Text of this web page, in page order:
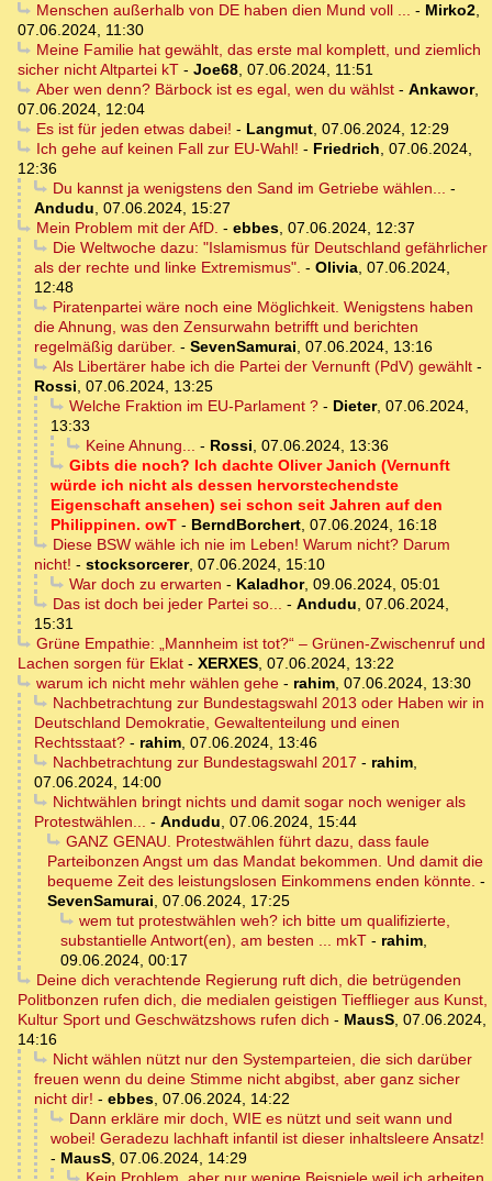
Menschen außerhalb von DE haben dien Mund voll ... - Mirko2,
07.06.2024, 11:30
Meine Familie hat gewählt, das erste mal komplett, und ziemlich
sicher nicht Altpartei kT - Joe68, 07.06.2024, 11:51
Aber wen denn? Bärbock ist es egal, wen du wählst- Ankawor,
07.06.2024, 12:04
Es ist für jeden etwas dabei! - Langmut, 07.06.2024, 12:29
Ich gehe auf keinen Fall zur EU-Wahl! - Friedrich, 07.06.2024,
12:36
Du kannst ja wenigstens den Sand im Getriebe wählen... -
Andudu, 07.06.2024, 15:27
Mein Problem mit der AfD. - ebbes, 07.06.2024, 12:37
Die Weltwoche dazu: "Islamismus für Deutschland gefährlicher
als der rechte und linke Extremismus". - Olivia, 07.06.2024,
12:48
Piratenpartei wäre noch eine Möglichkeit. Wenigstens haben
die Ahnung, was den Zensurwahn betrifft und berichten
regelmäßig darüber. - SevenSamurai, 07.06.2024, 13:16
Als Libertärer habe ich die Partei der Vernunft (PdV) gewählt-
Rossi, 07.06.2024, 13:25
Welche Fraktion im EU-Parlament ?- Dieter, 07.06.2024,
13:33
Keine Ahnung... - Rossi, 07.06.2024, 13:36
Gibts die noch? Ich dachte Oliver Janich (Vernunft
würde ich nicht als dessen hervorstechendste
Eigenschaft ansehen) sei schon seit Jahren auf den
Philippinen. owT - BerndBorchert, 07.06.2024, 16:18
Diese BSW wähle ich nie im Leben! Warum nicht? Darum
nicht! - stocksorcerer, 07.06.2024, 15:10
War doch zu erwarten - Kaladhor, 09.06.2024, 05:01
Das ist doch bei jeder Partei so... - Andudu, 07.06.2024,
15:31
Grüne Empathie: „Mannheim ist tot?“ – Grünen-Zwischenruf und
Lachen sorgen für Eklat - XERXES, 07.06.2024, 13:22
warum ich nicht mehr wählen gehe- rahim, 07.06.2024, 13:30
Nachbetrachtung zur Bundestagswahl 2013 oder Haben wir in
Deutschland Demokratie, Gewaltenteilung und einen
Rechtsstaat? - rahim, 07.06.2024, 13:46
Nachbetrachtung zur Bundestagswahl 2017 - rahim,
07.06.2024, 14:00
Nichtwählen bringt nichts und damit sogar noch weniger als
Protestwählen... - Andudu, 07.06.2024, 15:44
GANZ GENAU. Protestwählen führt dazu, dass faule
Parteibonzen Angst um das Mandat bekommen. Und damit die
bequeme Zeit des leistungslosen Einkommens enden könnte. -
SevenSamurai, 07.06.2024, 17:25
wem tut protestwählen weh? ich bitte um qualifizierte,
substantielle Antwort(en), am besten ... mkT - rahim,
09.06.2024, 00:17
Deine dich verachtende Regierung ruft dich, die betrügenden
Politbonzen rufen dich, die medialen geistigen Tiefflieger aus Kunst,
Kultur Sport und Geschwätzshows rufen dich - MausS, 07.06.2024,
14:16
Nicht wählen nützt nur den Systemparteien, die sich darüber
freuen wenn du deine Stimme nicht abgibst, aber ganz sicher
nicht dir! - ebbes, 07.06.2024, 14:22
Dann erkläre mir doch, WIE es nützt und seit wann und
wobei! Geradezu lachhaft infantil ist dieser inhaltsleere Ansatz!
- MausS, 07.06.2024, 14:29